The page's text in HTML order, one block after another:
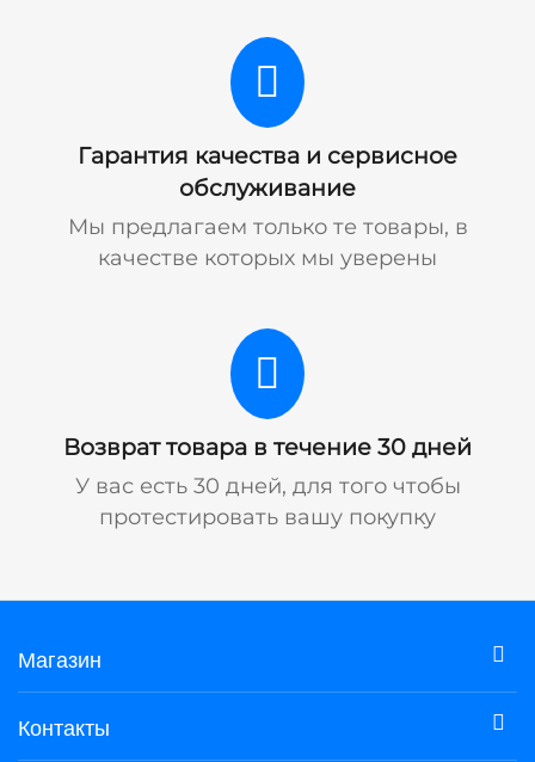
Гарантия качества и сервисное
обслуживание
Мы предлагаем только те товары, в
качестве которых мы уверены
Возврат товара в течение 30 дней
У вас есть 30 дней, для того чтобы
протестировать вашу покупку
Магазин
Контакты